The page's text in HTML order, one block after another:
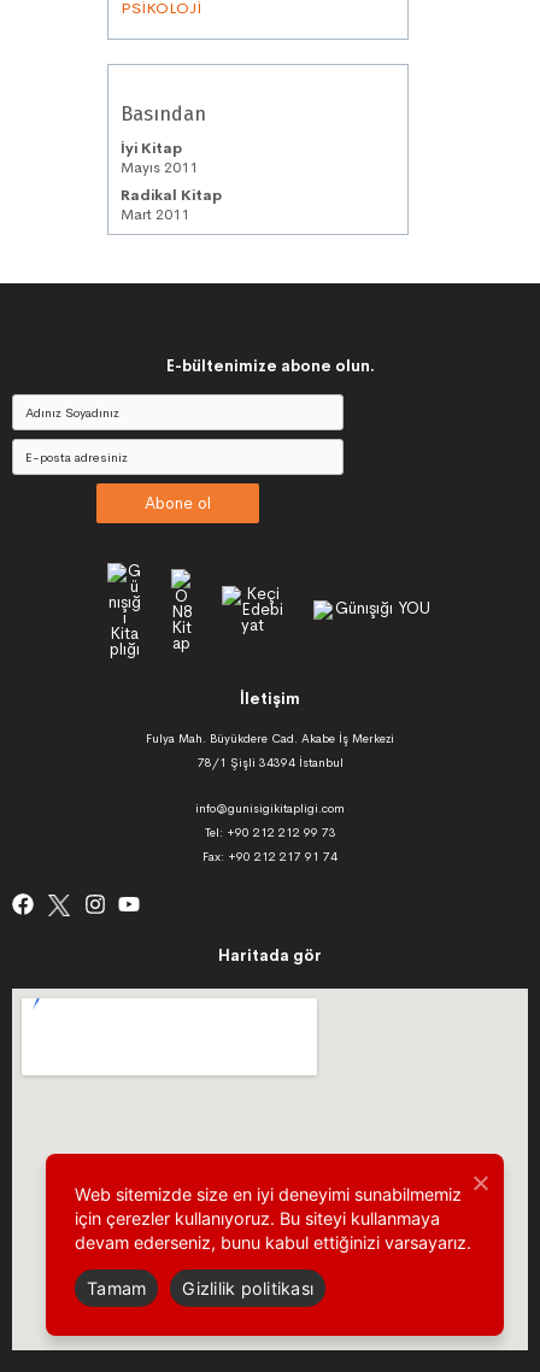
PSİKOLOJİ
Basından
İyi Kitap
Mayıs 2011
Radikal Kitap
Mart 2011
E-bültenimize abone olun.
Abone ol
İletişim
Fulya Mah. Büyükdere Cad. Akabe İş Merkezi
78/1 Şişli 34394 İstanbul
info@gunisigikitapligi.com
Tel: +90 212 212 99 73
Fax: +90 212 217 91 74
Haritada gör
Web sitemizde size en iyi deneyimi sunabilmemiz
için çerezler kullanıyoruz. Bu siteyi kullanmaya
devam ederseniz, bunu kabul ettiğinizi varsayarız.
Tamam Gizlilik politikası